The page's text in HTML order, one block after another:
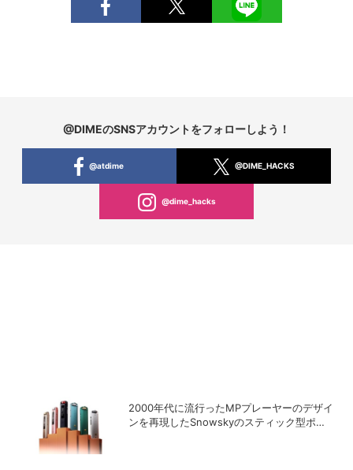
@DIMEのSNSアカウントをフォローしよう！
@atdime @DIME_HACKS
@dime_hacks
2000年代に流行ったMPプレーヤーのデザイ
ンを再現したSnowskyのスティック型ポー